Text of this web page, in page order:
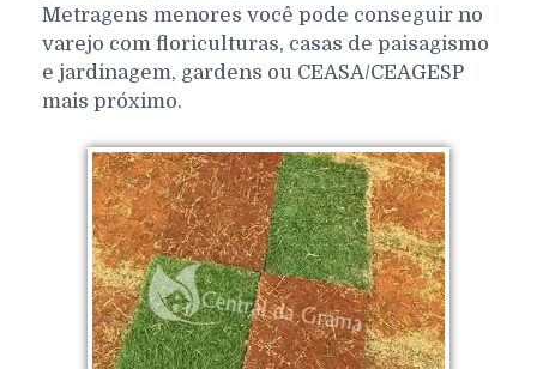
Metragens menores você pode conseguir no
varejo com floriculturas, casas de paisagismo
e jardinagem, gardens ou CEASA/CEAGESP
mais próximo.